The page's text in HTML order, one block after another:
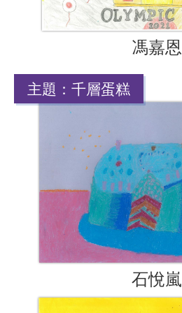
馮嘉恩
主題：千層蛋糕
石悅嵐